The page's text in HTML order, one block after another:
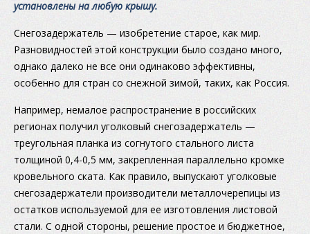
установлены на любую крышу.
Снегозадержатель — изобретение старое, как мир.
Разновидностей этой конструкции было создано много,
однако далеко не все они одинаково эффективны,
особенно для стран со снежной зимой, таких, как Россия.
Например, немалое распространение в российских
регионах получил уголковый снегозадержатель —
треугольная планка из согнутого стального листа
толщиной 0,4-0,5 мм, закрепленная параллельно кромке
кровельного ската. Как правило, выпускают уголковые
снегозадержатели производители металлочерепицы из
остатков используемой для ее изготовления листовой
стали. С одной стороны, решение простое и бюджетное,